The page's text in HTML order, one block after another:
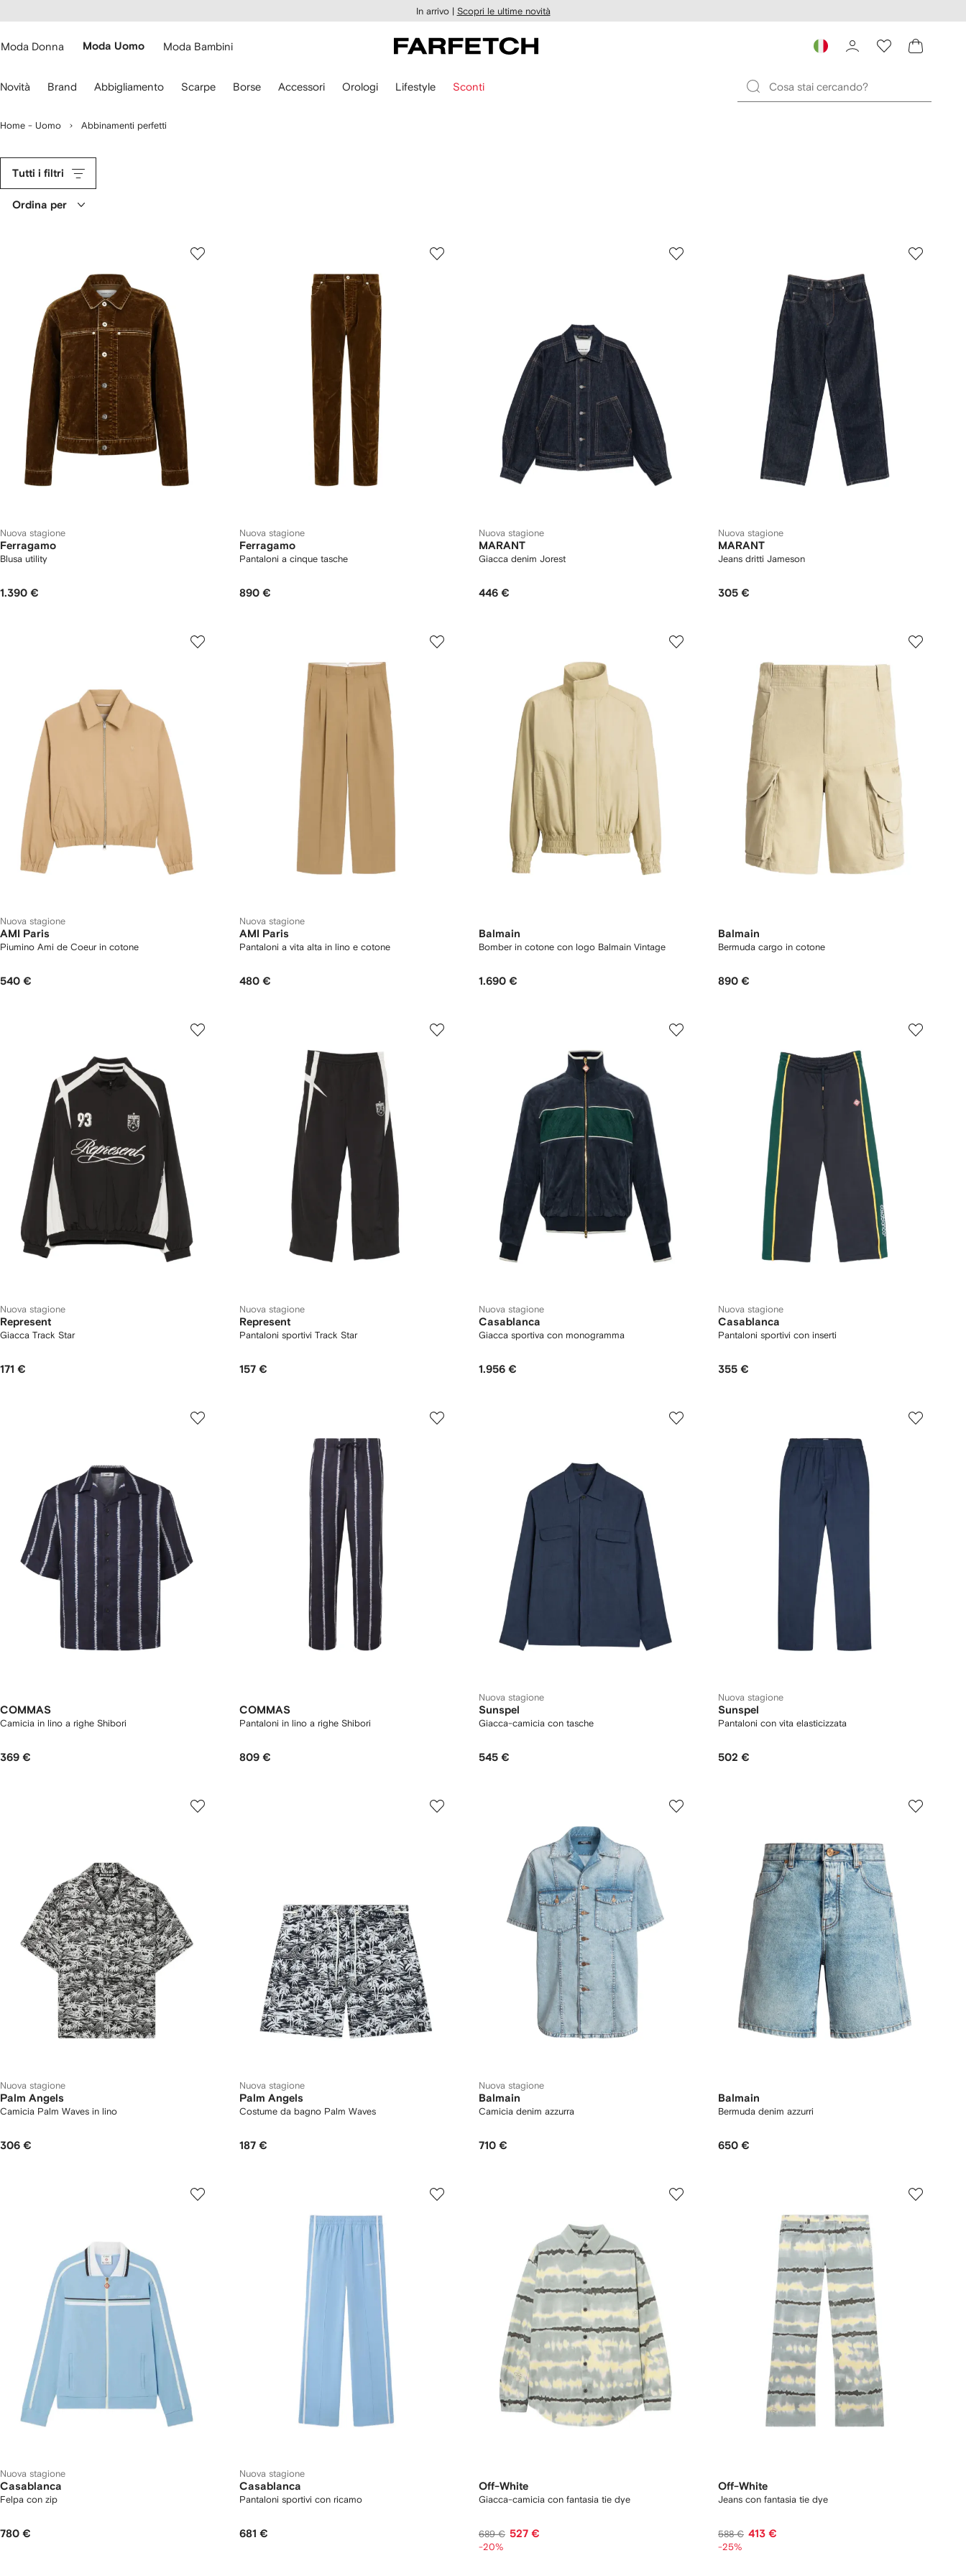
In arrivo | Scopri le ultime novità
Moda Donna Moda Uomo Moda Bambini
Novità Brand Abbigliamento Scarpe Borse Accessori Orologi Lifestyle Sconti
Home - Uomo Abbinamenti perfetti
Tutti i filtri
Ordina per
Nuova stagione
Ferragamo
Blusa utility
1.390 €
Nuova stagione
Ferragamo
Pantaloni a cinque tasche
890 €
Nuova stagione
MARANT
Giacca denim Jorest
446 €
Nuova stagione
MARANT
Jeans dritti Jameson
305 €
Nuova stagione
AMI Paris
Piumino Ami de Coeur in cotone
540 €
Nuova stagione
AMI Paris
Pantaloni a vita alta in lino e cotone
480 €
Balmain
Bomber in cotone con logo Balmain Vintage
1.690 €
Balmain
Bermuda cargo in cotone
890 €
Nuova stagione
Represent
Giacca Track Star
171 €
Nuova stagione
Represent
Pantaloni sportivi Track Star
157 €
Nuova stagione
Casablanca
Giacca sportiva con monogramma
1.956 €
Nuova stagione
Casablanca
Pantaloni sportivi con inserti
355 €
COMMAS
Camicia in lino a righe Shibori
369 €
COMMAS
Pantaloni in lino a righe Shibori
809 €
Nuova stagione
Sunspel
Giacca-camicia con tasche
545 €
Nuova stagione
Sunspel
Pantaloni con vita elasticizzata
502 €
Nuova stagione
Palm Angels
Camicia Palm Waves in lino
306 €
Nuova stagione
Palm Angels
Costume da bagno Palm Waves
187 €
Nuova stagione
Balmain
Camicia denim azzurra
710 €
Balmain
Bermuda denim azzurri
650 €
Nuova stagione
Casablanca
Felpa con zip
780 €
Nuova stagione
Casablanca
Pantaloni sportivi con ricamo
681 €
Off-White
Giacca-camicia con fantasia tie dye
689 € 527 €
-20%
Off-White
Jeans con fantasia tie dye
588 € 413 €
-25%